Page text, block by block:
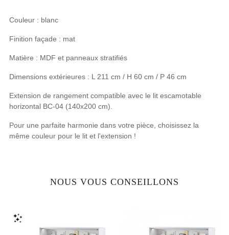
Couleur : blanc
Finition façade : mat
Matière : MDF et panneaux stratifiés
Dimensions extérieures : L 211 cm / H 60 cm / P 46 cm
Extension de rangement compatible avec le lit escamotable
horizontal BC-04 (140x200 cm).
Pour une parfaite harmonie dans votre pièce, choisissez la
même couleur pour le lit et l'extension !
NOUS VOUS CONSEILLONS